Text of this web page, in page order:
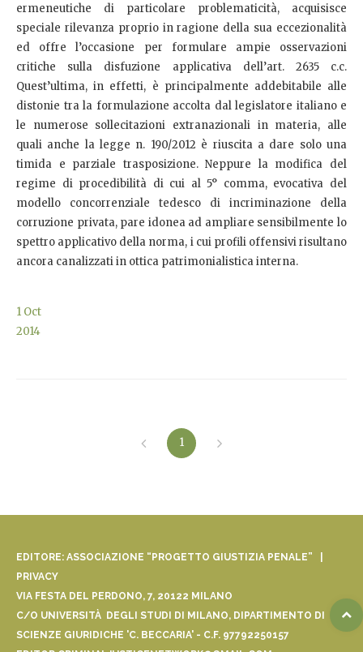
ermeneutiche di particolare problematicità, acquisisce
speciale rilevanza proprio in ragione della sua eccezionalità
ed offre l’occasione per formulare ampie osservazioni
critiche sulla disfuzione applicativa dell’art. 2635 c.c.
Quest’ultima, in effetti, è principalmente addebitabile alle
distonie tra la formulazione accolta dal legislatore italiano e
le numerose sollecitazioni extranazionali in materia, alle
quali anche la legge n. 190/2012 è riuscita a dare solo una
timida e parziale trasposizione. Neppure la modifica del
regime di procedibilità di cui al 5° comma, evocativa del
modello concorrenziale tedesco di incriminazione della
corruzione privata, pare idonea ad ampliare sensibilmente lo
spettro applicativo della norma, i cui profili offensivi risultano
ancora canalizzati in ottica patrimonialistica interna.
1 Oct
2014
1
EDITORE: ASSOCIAZIONE “PROGETTO GIUSTIZIA PENALE” |
PRIVACY
VIA FESTA DEL PERDONO, 7, 20122 MILANO
C/O UNIVERSITÀ DEGLI STUDI DI MILANO, DIPARTIMENTO DI
SCIENZE GIURIDICHE 'C. BECCARIA' - C.F. 97792250157